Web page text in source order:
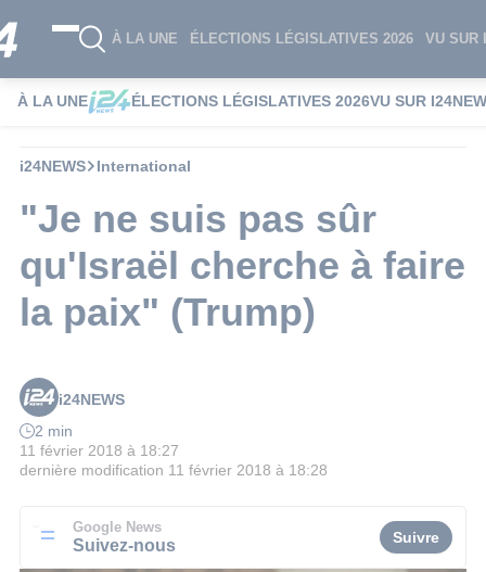
À LA UNE ÉLECTIONS LÉGISLATIVES 2026 VU SUR
À LA UNE ÉLECTIONS LÉGISLATIVES 2026VU SUR
i24NEWS International
"Je ne suis pas sûr
qu'Israël cherche à faire
la paix" (Trump)
i24NEWS
2 min
11 février 2018 à 18:27
dernière modification 11 février 2018 à 18:28
Google News
Suivez-nous Suivre